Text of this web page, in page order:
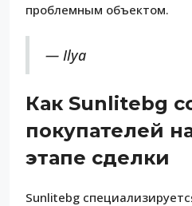
проблемным объектом.
— Ilya
Как Sunlitebg
покупателей
этапе сделки
Sunlitebg